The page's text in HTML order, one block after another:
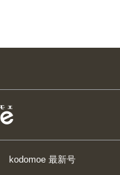
kodomoe 最新号